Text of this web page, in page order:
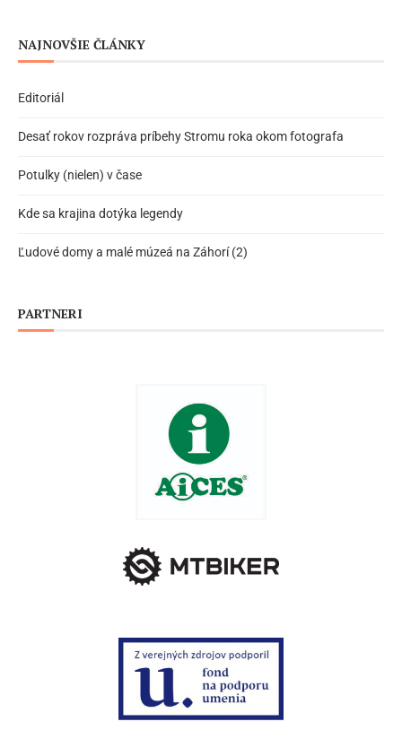
NAJNOVŠIE ČLÁNKY
Editoriál
Desať rokov rozpráva príbehy Stromu roka okom fotografa
Potulky (nielen) v čase
Kde sa krajina dotýka legendy
Ľudové domy a malé múzeá na Záhorí (2)
PARTNERI